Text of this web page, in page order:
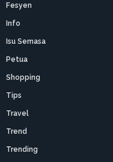
Fesyen
Info
Isu Semasa
Petua
Shopping
Tips
Travel
Trend
Trending